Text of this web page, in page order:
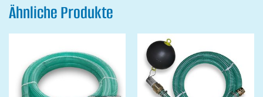
Ähnliche Produkte